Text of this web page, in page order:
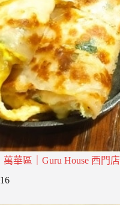
華區｜Guru House 西門店